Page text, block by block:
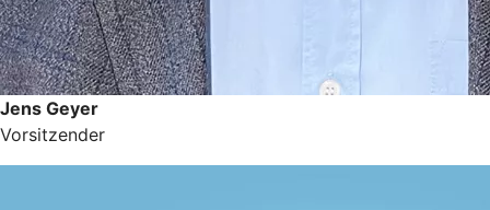
Jens Geyer
Vorsitzender